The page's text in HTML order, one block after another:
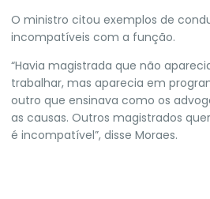
O ministro citou exemplos de
incompatíveis com a função.
“Havia magistrada que não
trabalhar, mas aparecia em
outro que ensinava como os
as causas. Outros magistrados
é incompatível”, disse Moraes.